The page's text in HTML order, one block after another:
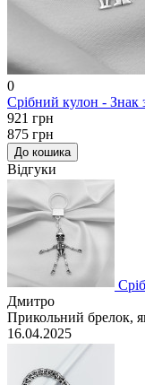
0
Срібний кулон - Знак
921 грн
875 грн
До кошика
Відгуки
Дмитро
Прикольний брелок,
16.04.2025